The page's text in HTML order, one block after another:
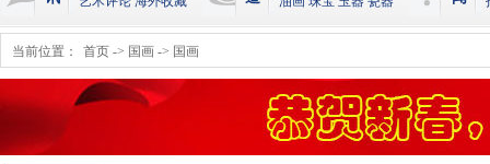
当前位置： 首页 -> 国画 -> 国画